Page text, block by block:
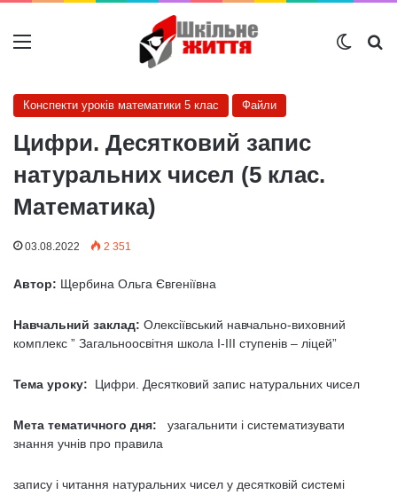
Меню
Конспекти уроків математики 5 клас Файли
Цифри. Десятковий запис
натуральних чисел (5 клас.
Математика)
03.08.2022 2 351
Автор: Щербина Ольга Євгеніївна
Навчальний заклад: Олексіївський навчально-виховний
комплекс ” Загальноосвітня школа І-ІІІ ступенів – ліцей”
Тема уроку: Цифри. Десятковий запис натуральних чисел
Мета тематичного дня:
узагальнити і систематизувати
знання учнів про правила
запису і читання натураль­них чисел у десятковій системі